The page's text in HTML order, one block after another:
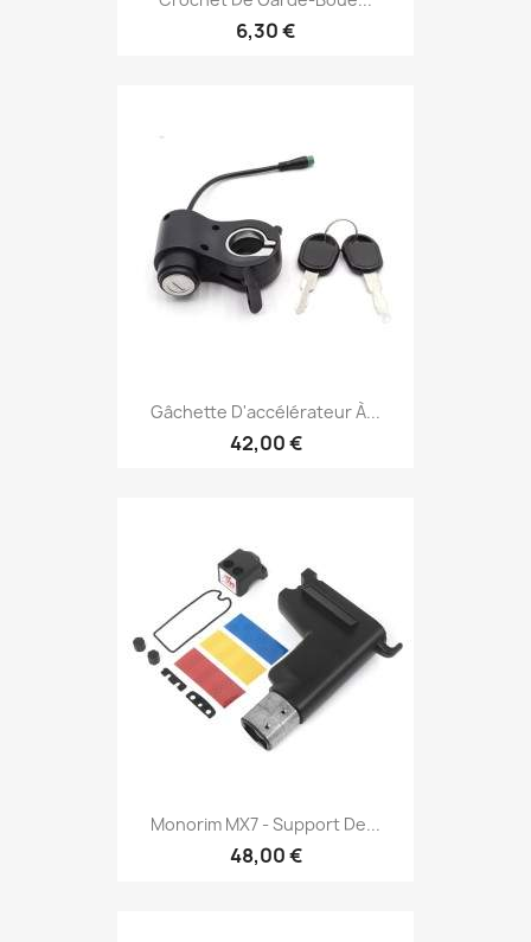
6,30 €
Gâchette D'accélérateur À...
42,00 €
Monorim MX7 - Support De...
48,00 €